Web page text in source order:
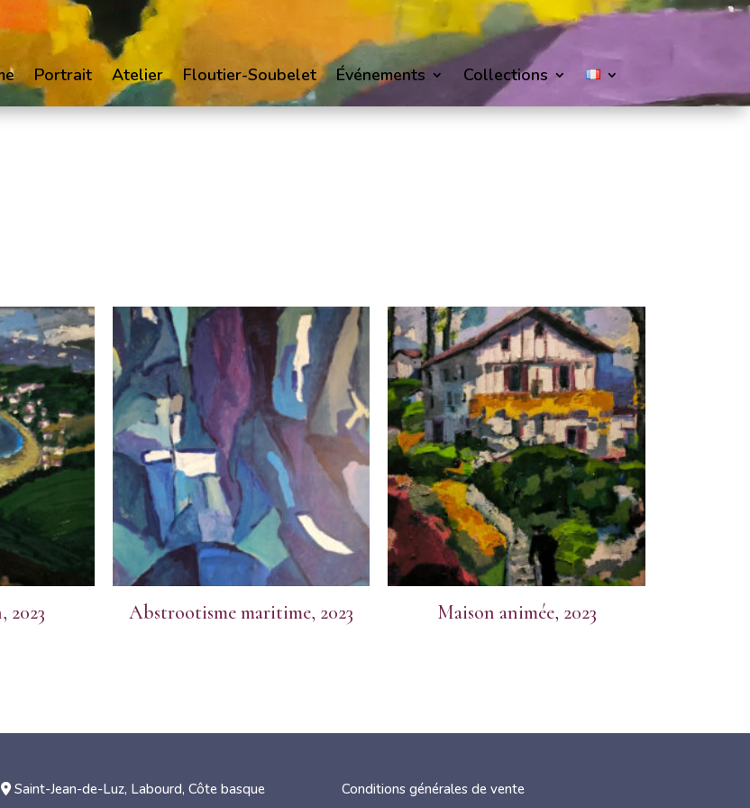
Portrait Atelier Floutier-Soubelet Événements Collections
Abstrootisme maritime, 2023 Maison animée, 2023
Saint-Jean-de-Luz, Labourd, Côte basque
Conditions générales de vente